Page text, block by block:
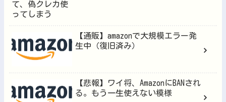
【通販】amazonで大規模エラー発
生中（復旧済み）
【悲報】ワイ将、AmazonにBANされ
る。もう一生使えない模様